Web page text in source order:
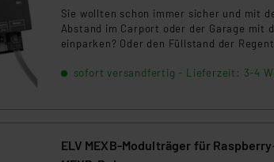
Sie wollten schon immer sicher und mit
Abstand im Carport oder der Garage mit
einparken? Oder den Füllstand der
Flight-Abstandsmelder eignet sich genau
sofort versandfertig - Lieferzeit: 3-4
ELV MEXB-Modulträger für